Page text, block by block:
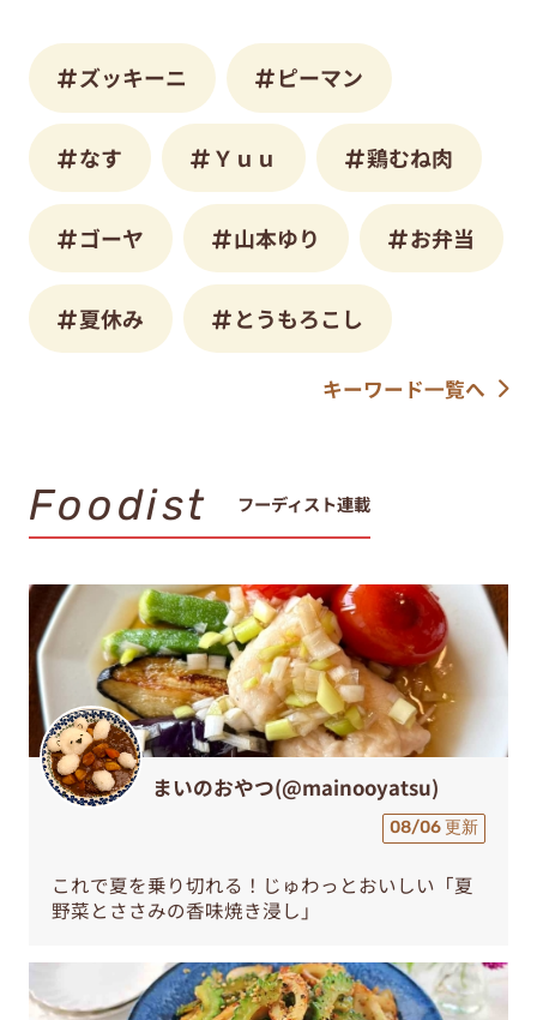
ズッキーニ ピーマン
なす Ｙｕｕ 鶏むね肉
ゴーヤ 山本ゆり お弁当
夏休み とうもろこし
キーワード一覧へ
Foodist フーディスト連載
まいのおやつ(@mainooyatsu)
08/06 更新
これで夏を乗り切れる！じゅわっとおいしい「夏
野菜とささみの香味焼き浸し」